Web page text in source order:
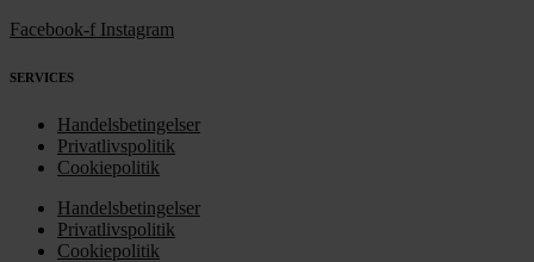
Facebook-f Instagram
SERVICES
Handelsbetingelser
Privatlivspolitik
Cookiepolitik
Handelsbetingelser
Privatlivspolitik
Cookiepolitik